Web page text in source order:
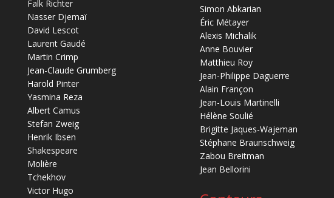
Falk Richter
Nasser Djemaï
David Lescot
Laurent Gaudé
Martin Crimp
Jean-Claude Grumberg
Harold Pinter
Yasmina Reza
Albert Camus
Stefan Zweig
Henrik Ibsen
Shakespeare
Molière
Tchekhov
Victor Hugo
Simon Abkarian
Éric Métayer
Alexis Michalik
Anne Bouvier
Matthieu Roy
Jean-Philippe Daguerre
Alain Françon
Jean-Louis Martinelli
Hélène Soulié
Brigitte Jaques-Wajeman
Stéphane Braunschweig
Zabou Breitman
Jean Bellorini